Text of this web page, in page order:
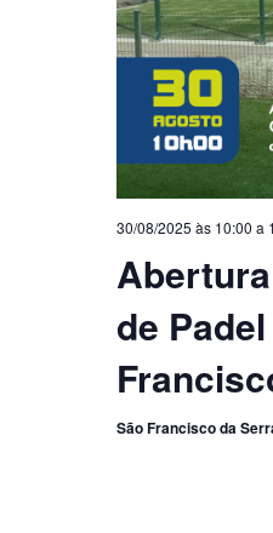
de
30/08/2025 às 10:00 a
São Francisco da